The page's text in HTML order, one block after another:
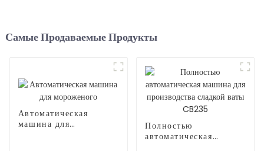
Самые Продаваемые Продукты
Автоматическая
машина для
Полностью
автоматическая